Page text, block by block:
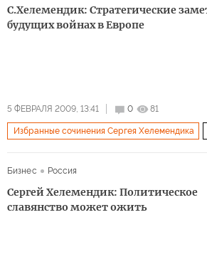
С.Хелемендик: Cтратегические
будущих войнах в Европе
5 ФЕВРАЛЯ 2009, 13:41 0 81
Избранные сочинения Сергея Хелемендика
Бизнес
Россия
Сергей Хелемендик: Политическое
славянство может ожить